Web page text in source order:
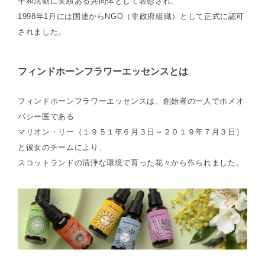
1998年1月には国連からNGO（非政府組織）として正式に認可
されました。
フィンドホーンフラワーエッセンスとは
フィンドホーンフラワーエッセンスは、創始者の一人でホメオ
パシー医である
マリオン・リー（１９５１年６月３日～２０１９年７月３日）
と彼女のチームにより、
スコットランドの清浄な環境で育った花々から作られました。